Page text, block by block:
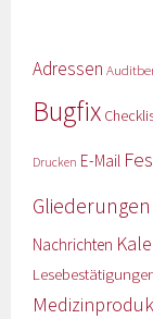
Adressen
Bugfix
Drucken E-Mail
Gliederungen
Nachrichten